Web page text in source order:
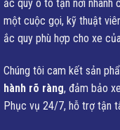
ắc quy ô tô tận nơi nhanh
một cuộc gọi, kỹ thuật
ắc quy phù hợp cho xe
Chúng tôi cam kết sản
hành rõ ràng, đảm bảo
Phục vụ 24/7, hỗ trợ tận